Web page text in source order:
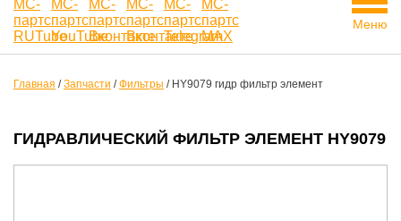
Меню
Главная /Запчасти /Фильтры / HY9079 гидр фильтр элемент
ГИДРАВЛИЧЕСКИЙ ФИЛЬТР ЭЛЕМЕНТ HY9079